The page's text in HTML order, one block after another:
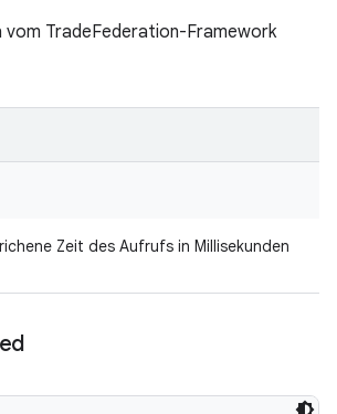
TradeFederation-Framework
Zeit des Aufrufs in Millisekunden